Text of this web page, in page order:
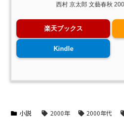
西村 京太郎 文藝春秋
楽天ブックス
Kindle
小説 2000年 2000年代